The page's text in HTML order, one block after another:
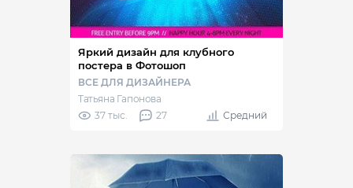
Яркий дизайн для клубного
постера в Фотошоп
ВСЕ ДЛЯ ДИЗАЙНЕРА
Татьяна Гапонова
37 тыс.
27 Средний